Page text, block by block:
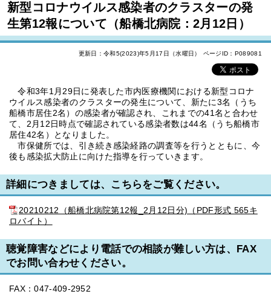
新型コロナウイルス感染者のクラスターの発
生第12報について（船橋北病院：2月12日）
更新日：令和5(2023)年5月17日（水曜日） ページID：P089081
令和3年1月29日に発表した市内医療機関における新型コロナ
ウイルス感染者のクラスターの発生について、新たに3名（うち
船橋市居住2名）の感染者が確認され、これまでの41名と合わせ
て、2月12日時点で確認されている感染者数は44名（うち船橋市
居住42名）となりました。
市保健所では、引き続き感染経路の調査等を行うとともに、今
後も感染拡大防止に向けた指導を行っていきます。
詳細につきましては、こちらをご覧ください。
20210212（船橋北病院第12報_2月12日分)（PDF形式 565キ
ロバイト）
聴覚障害などにより電話での相談が難しい方は、FAX
でお問い合わせください。
FAX：047-409-2952